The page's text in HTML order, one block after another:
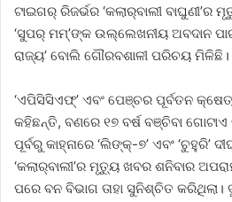
ଟାଇଗର୍‌ ରିଜର୍ଭର ‘କଲାର୍‌ବାଲୀ
‘ସୁପର୍‌ ମମ୍‌’ଙ୍କ ଉଲ୍ଲେଖନୀୟ ଅବଦାନ
ରାଜ୍ୟ’ ବୋଲି ଗୌରବଶାଳୀ ପରିଚୟ ମିଳିଛି।
‘ଏପିସିସିଏଫ୍‌’ ଏବଂ ପେଞ୍ଚର ପୂର୍ବତନ
କହିଛନ୍ତି, ବଣରେ ୧୭ ବର୍ଷ ବଞ୍ଚିବା
ପୂର୍ବରୁ କାହ୍ନାରେ ‘ଲିଙ୍କ୍‌-୭’ ଏବଂ ‘ଚୁହୁରି’
‘କଲାର୍‌ବାଲୀ’ର ମୃତ୍ୟୁ ଖବର ଶନିବାର
ପରେ ବନ ବିଭାଗ ତାହା ସୁନିଶ୍ଚିତ କରିଥିଲା।